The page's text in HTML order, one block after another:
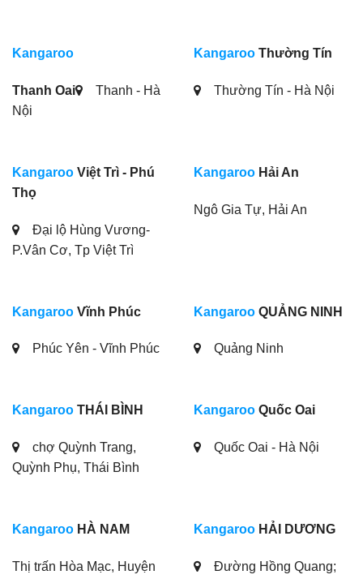
Kangaroo
Thanh Oai
Thanh - Hà
Nội
Kangaroo Thường Tín
Thường Tín - Hà Nội
Kangaroo Việt Trì - Phú
Thọ
Đại lộ Hùng Vương-
P.Vân Cơ, Tp Việt Trì
Kangaroo Hải An
Ngô Gia Tự, Hải An
Kangaroo Vĩnh Phúc
Phúc Yên - Vĩnh Phúc
Kangaroo QUẢNG NINH
Quảng Ninh
Kangaroo THÁI BÌNH
chợ Quỳnh Trang,
Quỳnh Phụ, Thái Bình
Kangaroo Quốc Oai
Quốc Oai - Hà Nội
Kangaroo HÀ NAM
Thị trấn Hòa Mạc, Huyện
Kangaroo HẢI DƯƠNG
Đường Hồng Quang;